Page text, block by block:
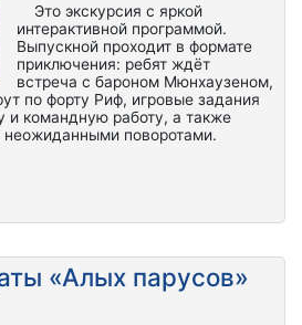
Это экскурсия с яркой
интерактивной программой.
Выпускной проходит в формате
приключения: ребят ждёт
встреча с бароном Мюнхаузеном,
по форту Риф, игровые задания
и командную работу, а также
поворотами.
«Алых парусов»